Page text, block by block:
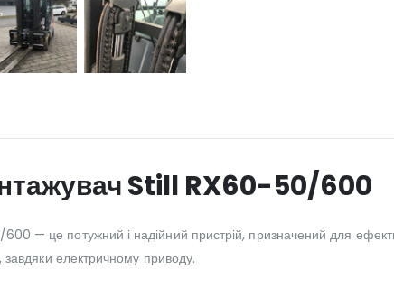
Still RX60-50/600
— це потужний і надійний пристрій, призначений для
завдяки електричному приводу.